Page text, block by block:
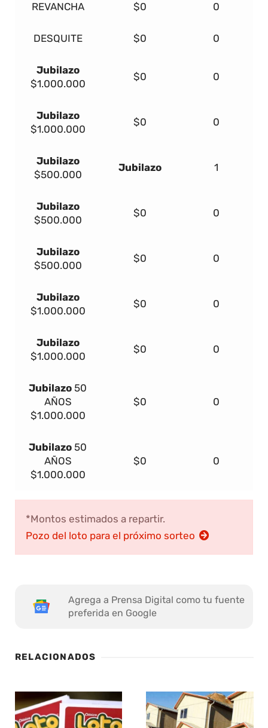
REVANCHA $0 0
DESQUITE $0 0
Jubilazo
$1.000.000
$0 0
Jubilazo
$1.000.000
$0 0
Jubilazo
$500.000
Jubilazo 1
Jubilazo
$500.000
$0 0
Jubilazo
$500.000
$0 0
Jubilazo
$1.000.000
$0 0
Jubilazo
$1.000.000
$0 0
Jubilazo 50
AÑOS
$1.000.000
$0 0
Jubilazo 50
AÑOS
$1.000.000
$0 0
*Montos estimados a repartir.
Pozo del loto para el próximo sorteo
Agrega a Prensa Digital como tu fuente
preferida en Google
RELACIONADOS